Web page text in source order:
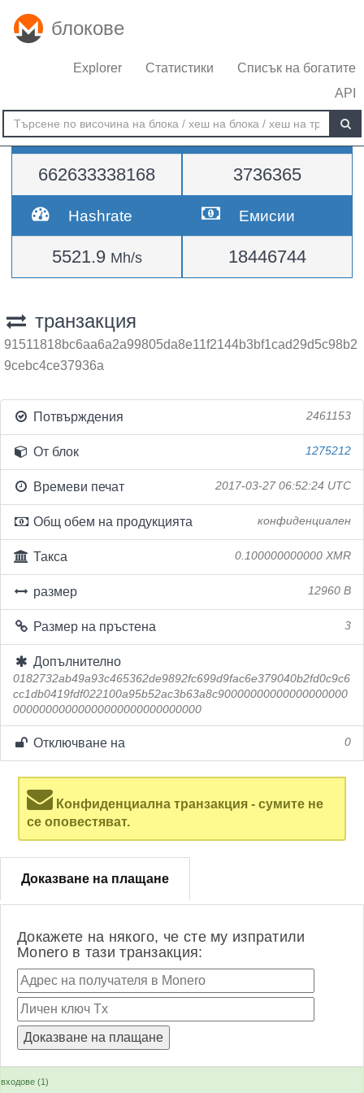
блокове
Explorer Статистики
Списък на богатите
API
Трудност
662633338168
височина
3736365
Hashrate
5521.9 Mh/s
Емисии
18446744
транзакция
91511818bc6aa6a2a99805da8e11f2144b3bf1cad29d5c98b2
9cebc4ce37936a
Потвърждения 2461153
От блок 1275212
Времеви печат 2017-03-27 06:52:24 UTC
Общ обем на продукцията конфиденциален
Такса 0.100000000000 XMR
размер 12960 B
Размер на пръстена 3
Допълнително
0182732ab49a93c465362de9892fc699d9fac6e379040b2fd0c9c6
cc1db0419fdf022100a95b52ac3b63a8c90000000000000000000
00000000000000000000000000000
Отключване на 0
Конфиденциална транзакция - сумите не
се оповестяват.
Доказване на плащане
Докажете на някого, че сте му изпратили
Monero в тази транзакция:
входове (1)